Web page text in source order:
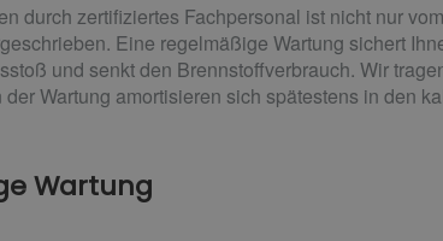
durch zertifiziertes Fachpersonal ist nicht nur
Eine regelmäßige Wartung sichert
und senkt den Brennstoffverbrauch. Wir
Wartung amortisieren sich spätestens in den
Wartung